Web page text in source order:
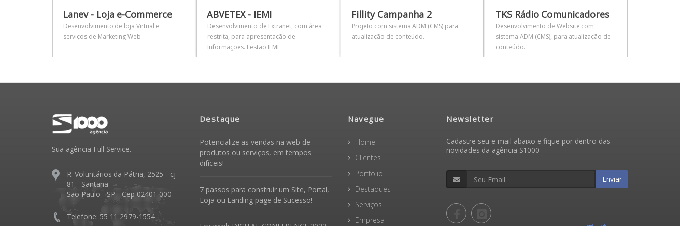
Lanev - Loja e-Commerce
Desenvolvimento de loja Virtual e
serviços de Marketing Web
ABVETEX - IEMI
Desenvolvimento de Extranet, com área
restrita, para apresentação de
Informações. Festão IEMI
Fillity Campanha 2
Projeto com sistema ADM (CMS) para
atualização de conteúdo.
TKS Rádio Comunicadores
Desenvolvimento de Website com
sistema ADM (CMS), para atualização de
conteúdo.
Sua agência Full Service.
R. Voluntários da Pátria, 2525 - cj
81 - Santana
São Paulo - SP - Cep 02401-000
Telefone: 55 11 2979-1554
Destaque
Potencialize as vendas na web de
produtos ou serviços, em tempos
difíceis!
7 passos para construir um Site, Portal,
Loja ou Landing page de Sucesso!
Navegue
Home
Clientes
Portfolio
Destaques
Serviços
Empresa
Newsletter
Cadastre seu e-mail abaixo e fique por dentro das
novidades da agência S1000
Enviar